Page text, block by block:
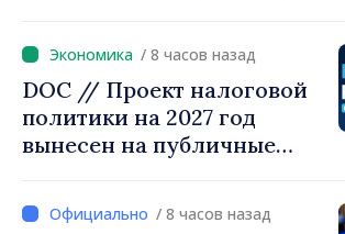
Радевым
/ 8 часов назад
DOC // Проект налоговой
политики на 2027 год
вынесен на публичные
/ 8 часов назад